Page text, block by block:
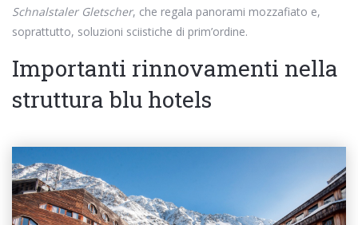
Schnalstaler Gletscher, che regala panorami mozzafiato e,
soprattutto, soluzioni sciistiche di prim’ordine.
Importanti rinnovamenti nella
struttura blu hotels